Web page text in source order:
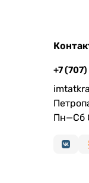
+7
Пн—Сб